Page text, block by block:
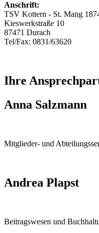
Anschrift:
TSV Kottern - St. Mang
Kieswerkstraße 10
87471 Durach
Tel/Fax: 0831/63620
Ihre
Anna Salzmann
Mitglieder- und
Andrea Plapst
Beitragswesen und